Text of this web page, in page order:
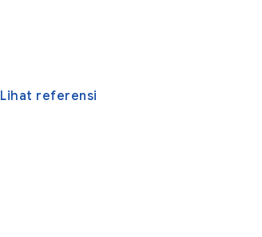
Lihat referensi